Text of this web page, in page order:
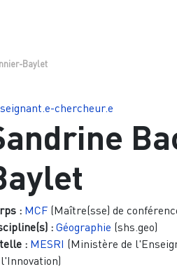
Baylet
chercheur.e
: MCF(Maître(sse) de
: Géographie (shs.geo)
: MESRI (Ministère de